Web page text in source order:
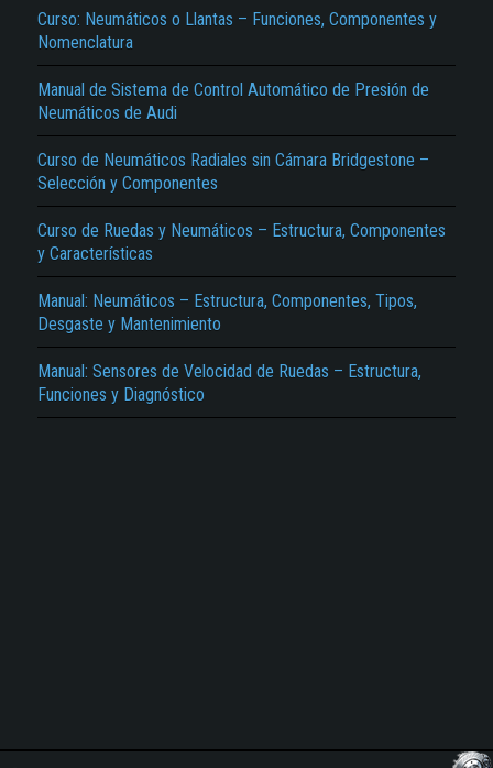
Curso: Neumáticos o Llantas – Funciones, Componentes y
Nomenclatura
Manual de Sistema de Control Automático de Presión de
Neumáticos de Audi
Curso de Neumáticos Radiales sin Cámara Bridgestone –
Selección y Componentes
Curso de Ruedas y Neumáticos – Estructura, Componentes
y Características
Manual: Neumáticos – Estructura, Componentes, Tipos,
Desgaste y Mantenimiento
Manual: Sensores de Velocidad de Ruedas – Estructura,
Funciones y Diagnóstico
El Título es incorrecto según el contenido.
Texto o Imagen de portada son erróneos.
Reportar otro tipo de error...